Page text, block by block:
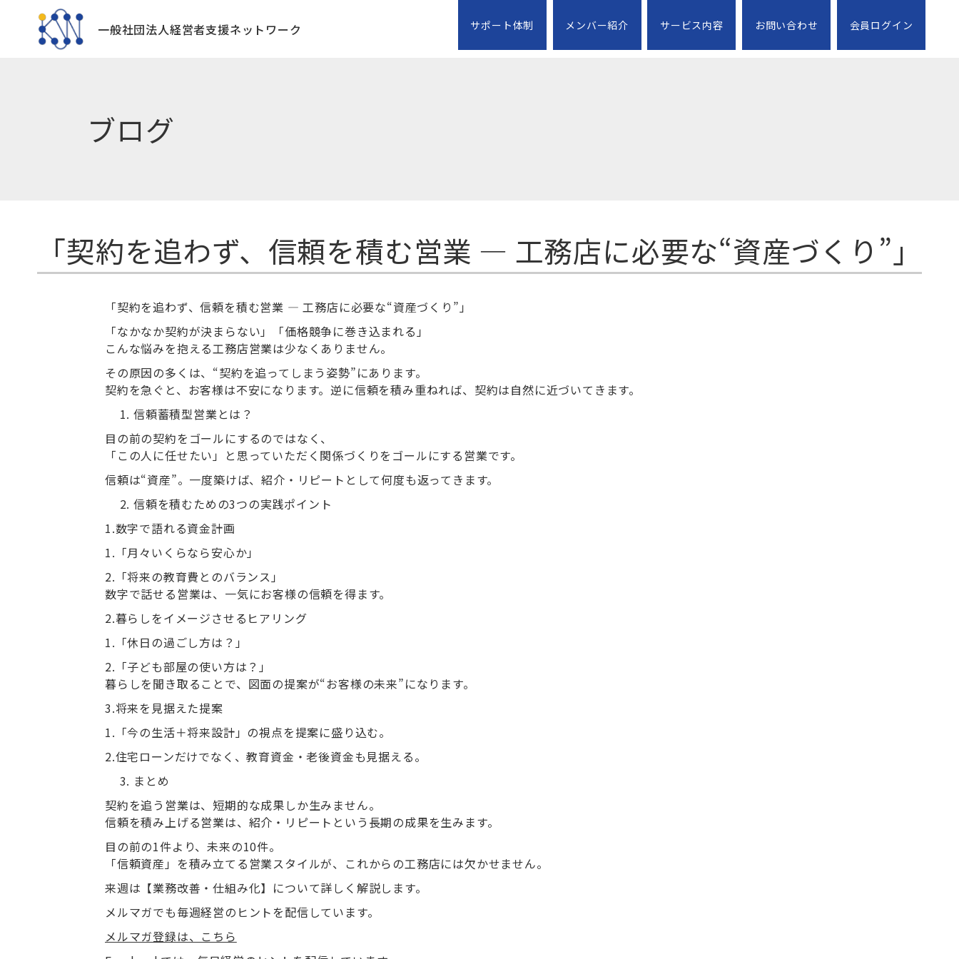
一般社団法人経営者支援ネットワーク サポート体制 メンバー紹介 サービス内容 お問い合わせ 会員ログイン
ブログ
「契約を追わず、信頼を積む営業 ― 工務店に必要な“資産づくり”」
「契約を追わず、信頼を積む営業 ―工務店に必要な“資産づくり”」
「なかなか契約が決まらない」「価格競争に巻き込まれる」
こんな悩みを抱える工務店営業は少なくありません。
その原因の多くは、“契約を追ってしまう姿勢”にあります。
契約を急ぐと、お客様は不安になります。逆に信頼を積み重ねれば、契約は自然に近づいてきます。
信頼蓄積型営業とは？
目の前の契約をゴールにするのではなく、
「この人に任せたい」と思っていただく関係づくりをゴールにする営業です。
信頼は“資産”。一度築けば、紹介・リピートとして何度も返ってきます。
信頼を積むための3つの実践ポイント
1.数字で語れる資金計画
1.「月々いくらなら安心か」
2.「将来の教育費とのバランス」
数字で話せる営業は、一気にお客様の信頼を得ます。
2.暮らしをイメージさせるヒアリング
1.「休日の過ごし方は？」
2.「子ども部屋の使い方は？」
暮らしを聞き取ることで、図面の提案が“お客様の未来”になります。
3.将来を見据えた提案
1.「今の生活＋将来設計」の視点を提案に盛り込む。
2.住宅ローンだけでなく、教育資金・老後資金も見据える。
まとめ
契約を追う営業は、短期的な成果しか生みません。
信頼を積み上げる営業は、紹介・リピートという長期の成果を生みます。
目の前の1件より、未来の10件。
「信頼資産」を積み立てる営業スタイルが、これからの工務店には欠かせません。
来週は【業務改善・仕組み化】について詳しく解説します。
メルマガでも毎週経営のヒントを配信しています。
メルマガ登録は、こちら